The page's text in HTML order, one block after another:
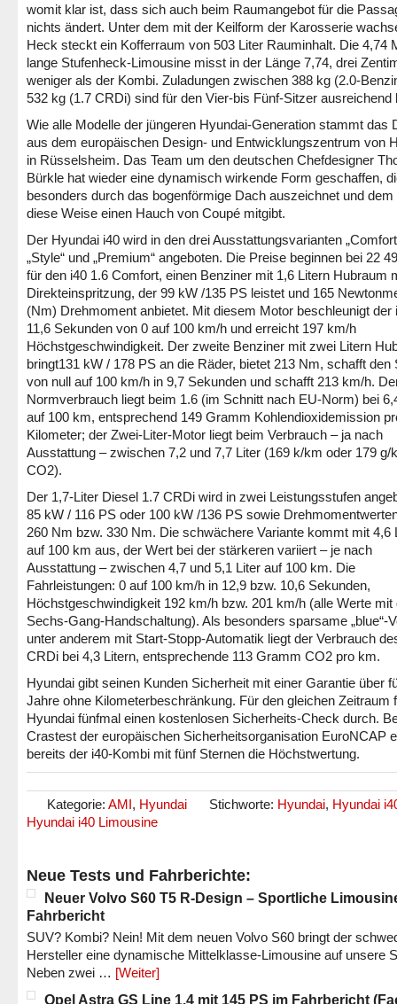
womit klar ist, dass sich auch beim Raumangebot für die
nichts ändert. Unter dem mit der Keilform der Karosserie
Heck steckt ein Kofferraum von 503 Liter Rauminhalt. Die 4,74
lange Stufenheck-Limousine misst in der Länge 7,74, drei
weniger als der Kombi. Zuladungen zwischen 388 kg (2.0-
532 kg (1.7 CRDi) sind für den Vier-bis Fünf-Sitzer ausreichend
Wie alle Modelle der jüngeren Hyundai-Generation stammt das
aus dem europäischen Design- und Entwicklungszentrum von
in Rüsselsheim. Das Team um den deutschen Chefdesigner
Bürkle hat wieder eine dynamisch wirkende Form geschaffen,
besonders durch das bogenförmige Dach auszeichnet und dem
diese Weise einen Hauch von Coupé mitgibt.
Der Hyundai i40 wird in den drei Ausstattungsvarianten
„Style“ und „Premium“ angeboten. Die Preise beginnen bei 22
für den i40 1.6 Comfort, einen Benziner mit 1,6 Litern Hubraum
Direkteinspritzung, der 99 kW /135 PS leistet und 165
(Nm) Drehmoment anbietet. Mit diesem Motor beschleunigt der
11,6 Sekunden von 0 auf 100 km/h und erreicht 197 km/h
Höchstgeschwindigkeit. Der zweite Benziner mit zwei Litern
bringt131 kW / 178 PS an die Räder, bietet 213 Nm, schafft den
von null auf 100 km/h in 9,7 Sekunden und schafft 213 km/h.
Normverbrauch liegt beim 1.6 (im Schnitt nach EU-Norm) bei
auf 100 km, entsprechend 149 Gramm Kohlendioxidemission
Kilometer; der Zwei-Liter-Motor liegt beim Verbrauch – ja nach
Ausstattung – zwischen 7,2 und 7,7 Liter (169 k/km oder 179 g/
CO2).
Der 1,7-Liter Diesel 1.7 CRDi wird in zwei Leistungsstufen
85 kW / 116 PS oder 100 kW /136 PS sowie
260 Nm bzw. 330 Nm. Die schwächere Variante kommt mit 4,6
auf 100 km aus, der Wert bei der stärkeren variiert – je nach
Ausstattung – zwischen 4,7 und 5,1 Liter auf 100 km. Die
Fahrleistungen: 0 auf 100 km/h in 12,9 bzw. 10,6 Sekunden,
Höchstgeschwindigkeit 192 km/h bzw. 201 km/h (alle Werte mit
Sechs-Gang-Handschaltung). Als besonders sparsame „blue“-
unter anderem mit Start-Stopp-Automatik liegt der Verbrauch
CRDi bei 4,3 Litern, entsprechende 113 Gramm CO2 pro km.
Hyundai gibt seinen Kunden Sicherheit mit einer Garantie über
Jahre ohne Kilometerbeschränkung. Für den gleichen Zeitraum
Hyundai fünfmal einen kostenlosen Sicherheits-Check durch.
Crastest der europäischen Sicherheitsorganisation EuroNCAP
bereits der i40-Kombi mit fünf Sternen die Höchstwertung.
Kategorie: AMI, Hyundai Stichworte: Hyundai, Hyundai
Hyundai i40 Limousine
Neue Tests und Fahrberichte:
Neuer Volvo S60 T5 R-Design – Sportliche
Fahrbericht
SUV? Kombi? Nein! Mit dem neuen Volvo S60 bringt der
Hersteller eine dynamische Mittelklasse-Limousine auf unsere
Neben zwei … [Weiter]
Opel Astra GS Line 1.4 mit 145 PS im Fahrbericht